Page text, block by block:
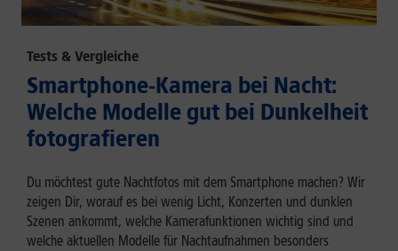
Tests & Vergleiche
Smartphone-Kamera bei Nacht:
Welche Modelle gut bei Dunkelheit
fotografieren
Du möchtest gute Nachtfotos mit dem Smartphone machen? Wir
zeigen Dir, worauf es bei wenig Licht, Konzerten und dunklen
Szenen ankommt, welche Kamerafunktionen wichtig sind und
welche aktuellen Modelle für Nachtaufnahmen besonders